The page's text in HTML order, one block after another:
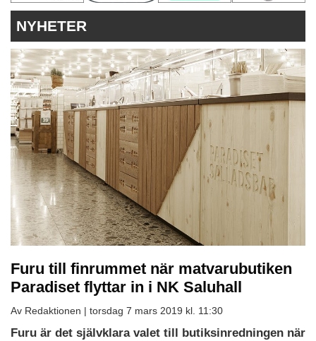
KONTAKT
NYHETER
Furu till finrummet när matvarubutiken
Paradiset flyttar in i NK Saluhall
Av Redaktionen | torsdag 7 mars 2019 kl. 11:30
Furu är det självklara valet till butiksinredningen när